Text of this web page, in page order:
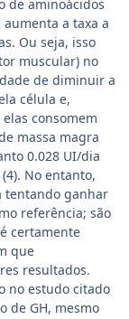
de aminoácidos
a taxa a
Ou seja, isso
muscular) no
de diminuir a
célula e,
consomem
massa magra
0.028 UI/dia
No entanto,
tentando ganhar
referência; são
certamente
que
resultados.
no estudo citado
de GH, mesmo